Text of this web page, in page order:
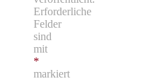
Erforderliche
Felder
sind
mit
*
markiert